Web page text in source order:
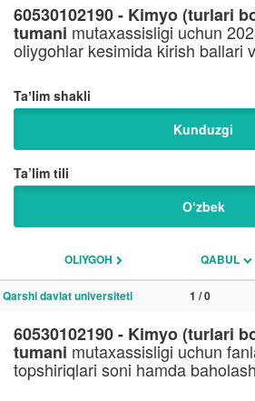
60530102190 - Kimyo (turlari
tumani mutaxassisligi uchun
oliygohlar kesimida kirish ballari
Taʼlim shakli
Kunduzgi
Ta’lim tili
O‘zbek
OLIYGOH QABUL
Qarshi davlat universiteti 1 / 0
60530102190 - Kimyo (turlari
tumani mutaxassisligi uchun
topshiriqlari soni hamda